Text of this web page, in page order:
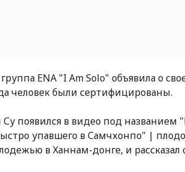
группа ENA "I Am Solo" объявила о
человек были сертифицированы.
появился в видео под названием
упавшего в Самчхонпо" |
в Ханнам-донге, и